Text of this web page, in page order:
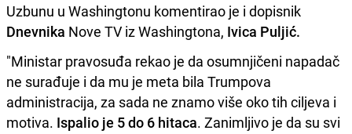
Uzbunu u Washingtonu komentirao je i dopisnik
Dnevnika Nove TV iz Washingtona, Ivica Puljić.
"Ministar pravosuđa rekao je da osumnjičeni napadač
ne surađuje i da mu je meta bila Trumpova
administracija, za sada ne znamo više oko tih ciljeva i
motiva. Ispalio je 5 do 6 hitaca. Zanimljivo je da su svi